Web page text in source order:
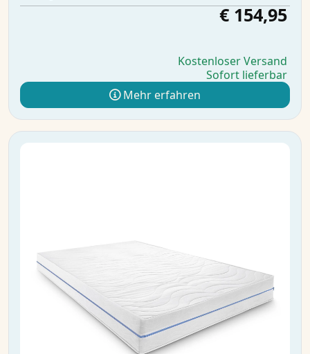
€ 154,95
Kostenloser Versand
Sofort lieferbar
Mehr erfahren